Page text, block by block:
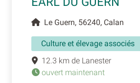
Le Guern, 56240, Calan
Culture et élevage associés
12.3 km de Lanester
ouvert maintenant